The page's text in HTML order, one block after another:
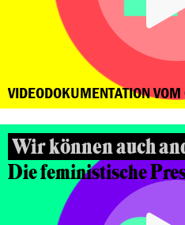
VIDEODOKUMENTATION
Wir können auch
Die feministische